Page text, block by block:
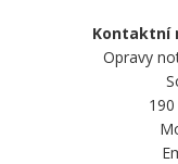
Kontaktní
Opravy